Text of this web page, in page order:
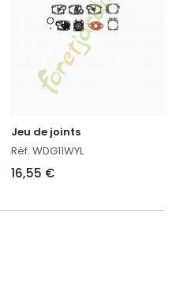
Jeu de joints
Réf. WDG11WYL
16,55 €